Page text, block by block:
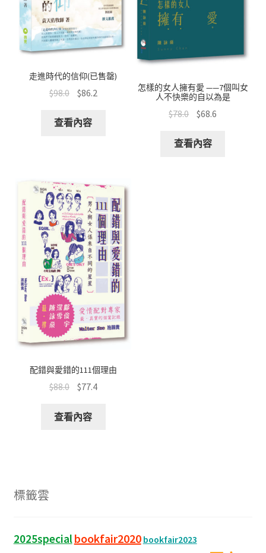
走進時代的信仰(已售罄)
$98.0 $86.2
查看內容
怎樣的女人擁有愛 ——7個叫女
人不快樂的自以為是
$78.0 $68.6
查看內容
配錯與愛錯的111個理由
$88.0 $77.4
查看內容
標籤雲
2025specialbookfair2020 bookfair2023